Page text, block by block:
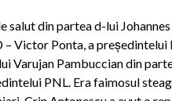
salut din partea d-lui
– Victor Ponta, a
Varujan Pambuccian din
PNL. Era faimosul